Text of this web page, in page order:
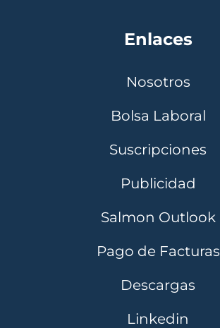
Enlaces
Nosotros
Bolsa Laboral
Suscripciones
Publicidad
Salmon Outlook
Pago de Facturas
Descargas
Linkedin